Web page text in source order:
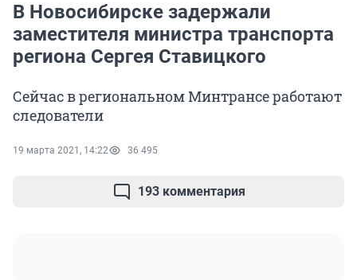
В Новосибирске задержали
заместителя министра транспорта
региона Сергея Ставицкого
Сейчас в региональном Минтрансе работают
следователи
19 марта 2021, 14:22 36 495
193 комментария